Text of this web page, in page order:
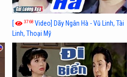
[
3768 Video] Dãy Ngân Hà - Vũ Linh, Tài
Linh, Thoại Mỹ